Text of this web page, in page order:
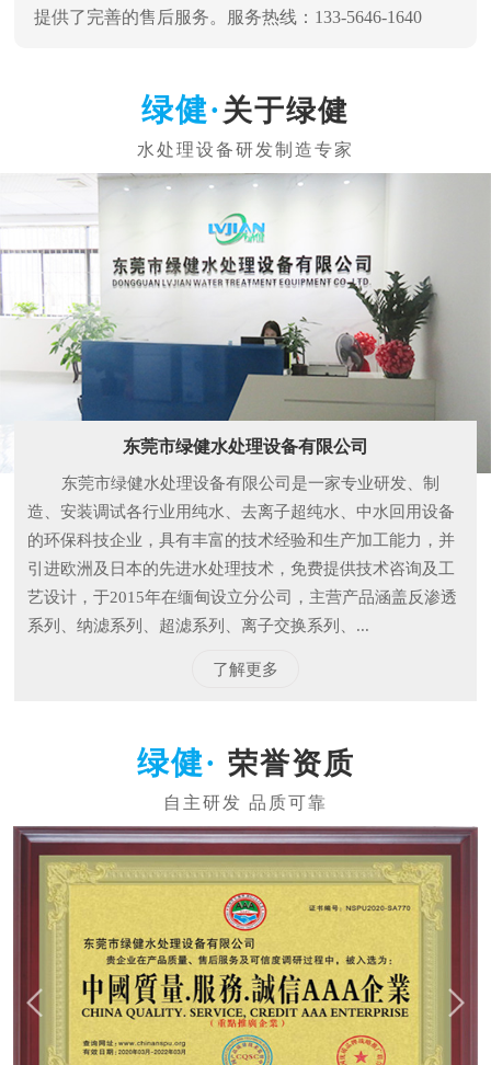
提供了完善的售后服务。服务热线：133-5646-1640
关于绿健
东莞市绿健水处理设备有限公司
东莞市绿健水处理设备有限公司是一家专业研发、制
造、安装调试各行业用纯水、去离子超纯水、中水回用设备
的环保科技企业，具有丰富的技术经验和生产加工能力，并
引进欧洲及日本的先进水处理技术，免费提供技术咨询及工
艺设计，于2015年在缅甸设立分公司，主营产品涵盖反渗透
系列、纳滤系列、超滤系列、离子交换系列、...
了解更多
荣誉资质